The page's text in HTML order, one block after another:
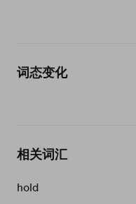
词态变化
相关词汇
hold